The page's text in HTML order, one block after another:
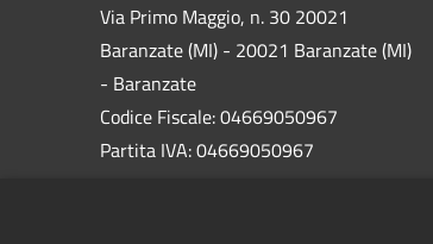
Via Primo Maggio, n. 30 20021
Baranzate (MI) - 20021 Baranzate (MI)
- Baranzate
Codice Fiscale: 04669050967
Partita IVA: 04669050967